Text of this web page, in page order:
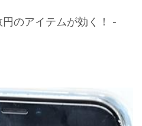
のアイテムが効く！ -